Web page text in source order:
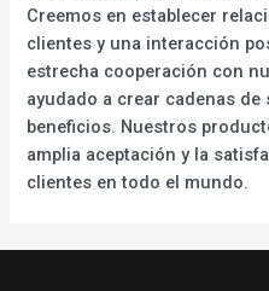
Creemos en establecer
clientes y una interacción
estrecha cooperación con
ayudado a crear cadenas
beneficios. Nuestros
amplia aceptación y la
clientes en todo el mundo.